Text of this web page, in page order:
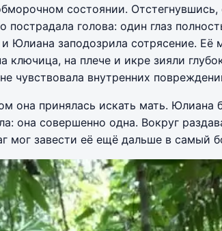
состоянии.
пострадала голова: один глаз
Юлиана заподозрила сотрясение. Её
ключица, на плече и икре зияли
чувствовала внутренних
она принялась искать мать. Юлиана
она совершенно одна. Вокруг
мог завести её ещё дальше в самый